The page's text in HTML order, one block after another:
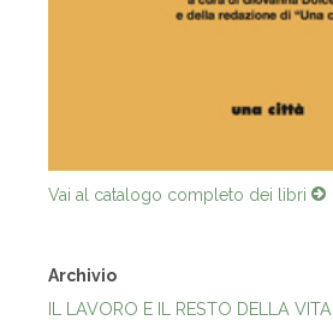
Vai al catalogo completo dei libri
Archivio
IL LAVORO E IL RESTO DELLA VITA